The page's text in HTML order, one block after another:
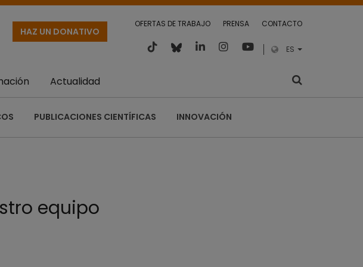
OFERTAS DE TRABAJO PRENSA CONTACTO
ES
HAZ UN DONATIVO
PUBLICACIONES CIENTÍFICAS INNOVACIÓN
Actualidad
equipo